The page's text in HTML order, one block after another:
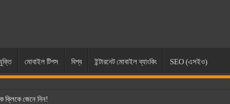
মোবাইল টিপস বিশ্ব ইন্টারনেট মোবাইল ব্যাংকিং SEO (এসইও)
ক্লিকে জেনে নিন!